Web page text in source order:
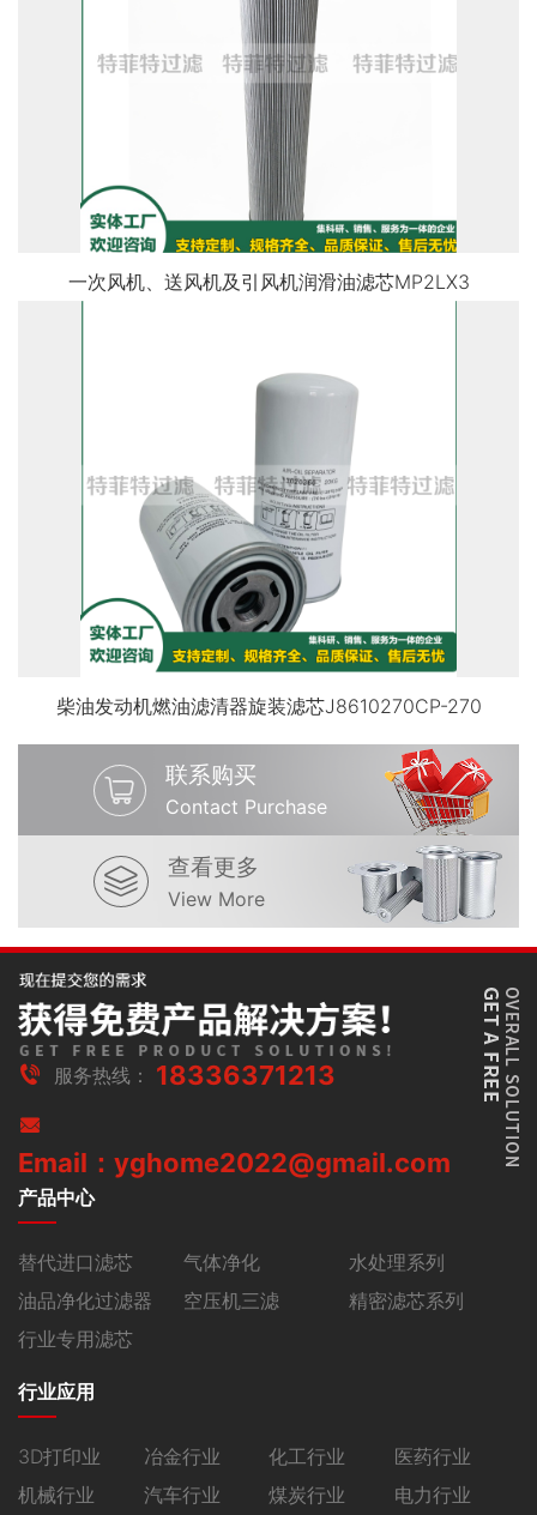
一次风机、送风机及引风机润滑油滤芯MP2LX3
柴油发动机燃油滤清器旋装滤芯J8610270CP-270
联系购买
Contact Purchase
查看更多
View More
服务热线： 18336371213
Email：yghome2022@gmail.com
产品中心
替代进口滤芯 气体净化
水处理系列
油品净化过滤器
空压机三滤
精密滤芯系列
行业专用滤芯
行业应用
3D打印业 冶金行业 化工行业
医药行业
机械行业
汽车行业 煤炭行业 电力行业